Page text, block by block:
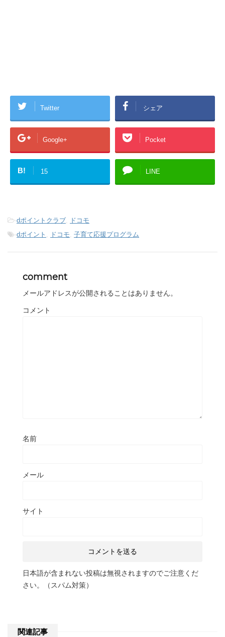
Twitter シェア
Google+ Pocket
B! 15 LINE
-dポイントクラブ,
ドコモ
-dポイント , ドコモ, 子育て応援プログラム
comment
メールアドレスが公開されることはありません。
コメント
名前
メール
サイト
日本語が含まれない投稿は無視されますのでご注意くだ
さい。（スパム対策）
関連記事